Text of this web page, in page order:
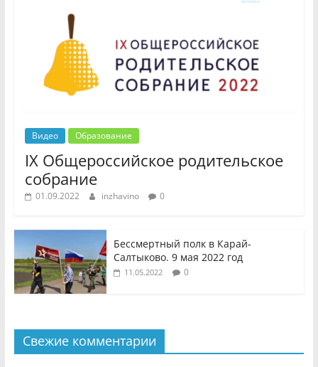
Видео Образование
IX Общероссийское родительское
собрание
01.09.2022 inzhavino 0
Бессмертный полк в Карай-
Салтыково. 9 мая 2022 год
11.05.2022 0
Свежие комментарии